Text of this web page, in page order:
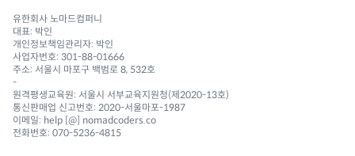
유한회사 노마드컴퍼니
대표: 박인
개인정보책임관리자: 박인
사업자번호: 301-88-01666
주소: 서울시 마포구 백범로 8, 532호
-
원격평생교육원: 서울시 서부교육지원청(제2020-13호)
통신판매업 신고번호: 2020-서울마포-1987
이메일: help [@] nomadcoders.co
전화번호: 070-5236-4815